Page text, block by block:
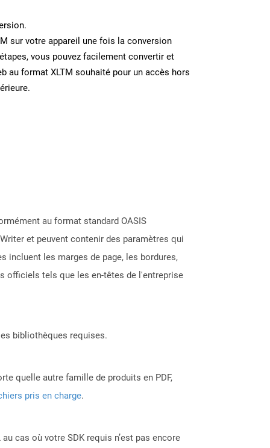
sur votre appareil une fois la conversion
vous pouvez facilement convertir et
au format XLTM souhaité pour un accès hors
au format standard OASIS
et peuvent contenir des paramètres qui
incluent les marges de page, les bordures,
officiels tels que les en-têtes de l'entreprise
bibliothèques requises.
quelle autre famille de produits en PDF,
pris en charge.
cas où votre SDK requis n’est pas encore